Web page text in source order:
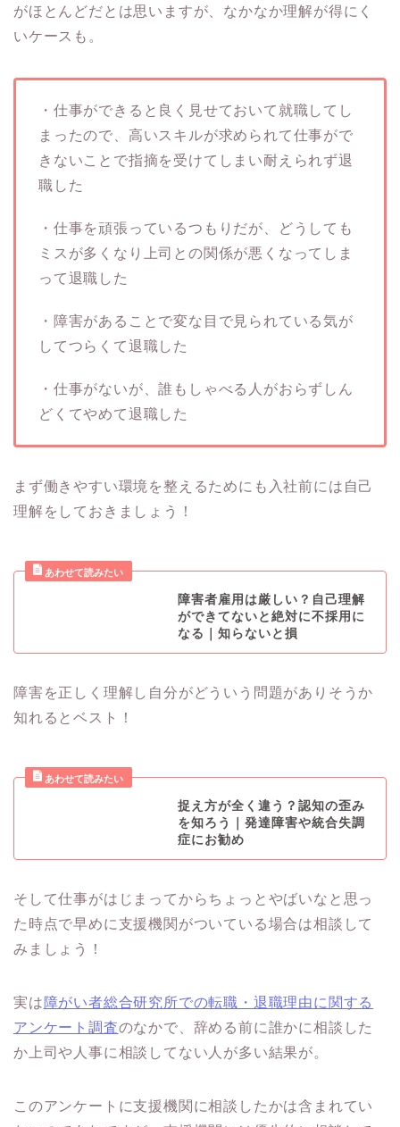
がほとんどだとは思いますが、なかなか理解が得にく
いケースも。
・仕事ができると良く見せておいて就職してし
まったので、高いスキルが求められて仕事がで
きないことで指摘を受けてしまい耐えられず退
職した
・仕事を頑張っているつもりだが、どうしても
ミスが多くなり上司との関係が悪くなってしま
って退職した
・障害があることで変な目で見られている気が
してつらくて退職した
・仕事がないが、誰もしゃべる人がおらずしん
どくてやめて退職した
まず働きやすい環境を整えるためにも入社前には自己
理解をしておきましょう！
障害者雇用は厳しい？自己理解
ができてないと絶対に不採用に
なる｜知らないと損
障害を正しく理解し自分がどういう問題がありそうか
知れるとベスト！
捉え方が全く違う？認知の歪み
を知ろう｜発達障害や統合失調
症にお勧め
そして仕事がはじまってからちょっとやばいなと思っ
た時点で早めに支援機関がついている場合は相談して
みましょう！
実は 障がい者総合研究所での転職・退職理由に関する
アンケート調査のなかで、辞める前に誰かに相談した
か上司や人事に相談してない人が多い結果が。
このアンケートに支援機関に相談したかは含まれてい